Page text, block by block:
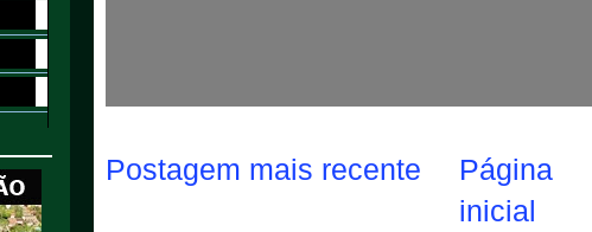
Postagem mais recente
Página
inicial